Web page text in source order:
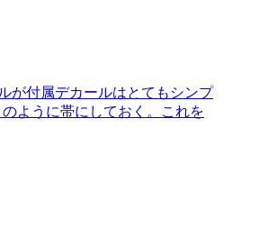
が付属デカールはとてもシンプ
ように帯にしておく。これを